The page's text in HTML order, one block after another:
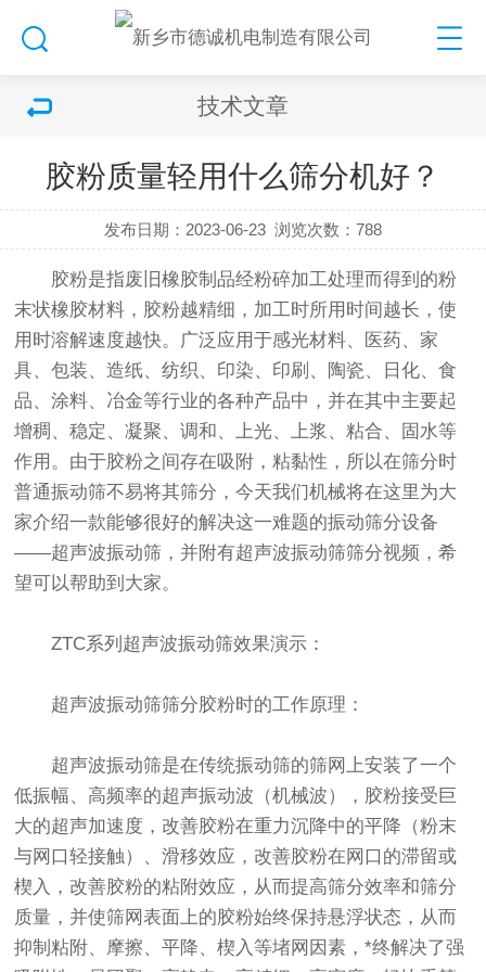
技术文章
胶粉质量轻用什么筛分机好？
发布日期：2023-06-23 浏览次数：788
胶粉是指废旧橡胶制品经粉碎加工处理而得到的粉
末状橡胶材料，胶粉越精细，加工时所用时间越长，使
用时溶解速度越快。广泛应用于感光材料、医药、家
具、包装、造纸、纺织、印染、印刷、陶瓷、日化、食
品、涂料、冶金等行业的各种产品中，并在其中主要起
增稠、稳定、凝聚、调和、上光、上浆、粘合、固水等
作用。由于胶粉之间存在吸附，粘黏性，所以在筛分时
普通振动筛不易将其筛分，今天我们机械将在这里为大
家介绍一款能够很好的解决这一难题的振动筛分设备
——超声波振动筛 ，并附有超声波振动筛筛分视频，希
望可以帮助到大家。
ZTC系列超声波振动筛效果演示：
超声波振动筛筛分胶粉时的工作原理：
超声波振动筛是在传统振动筛的筛网上安装了一个
低振幅、高频率的超声振动波（机械波），胶粉接受巨
大的超声加速度，改善胶粉在重力沉降中的平降（粉末
与网口轻接触）、滑移效应，改善胶粉在网口的滞留或
楔入，改善胶粉的粘附效应，从而提高筛分效率和筛分
质量，并使筛网表面上的胶粉始终保持悬浮状态，从而
抑制粘附、摩擦、平降、楔入等堵网因素，*终解决了强